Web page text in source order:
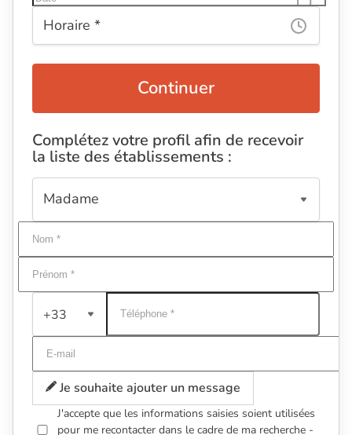
Continuer
Complétez votre profil afin de recevoir
la liste des établissements :
+33
Je souhaite ajouter un message
J'accepte que les informations saisies soient utilisées
pour me recontacter dans le cadre de ma recherche -